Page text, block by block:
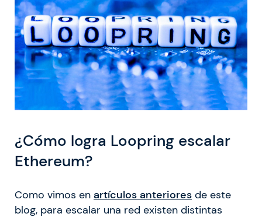
¿Cómo logra Loopring escalar
Ethereum?
Como vimos en artículos anteriores de este
blog, para escalar una red existen distintas